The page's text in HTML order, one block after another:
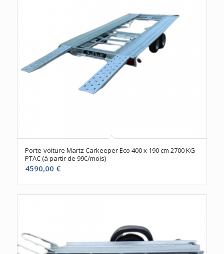
Porte-voiture Martz Carkeeper Eco 400 x 190 cm 2700 KG
PTAC (à partir de 99€/mois)
4590,00 €